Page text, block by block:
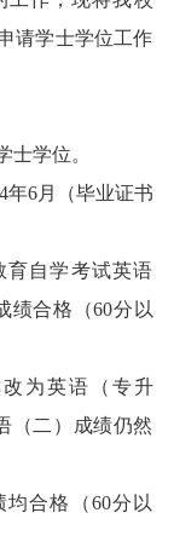
请学士学位工作
士学位。
年6月（毕业证书
育自学考试英语
绩合格（60分以
为英语（专升
（二）成绩仍然
合格（60分以